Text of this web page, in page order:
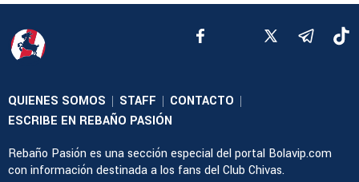
QUIENES SOMOS | STAFF | CONTACTO |
ESCRIBE EN REBAÑO PASIÓN
Rebaño Pasión es una sección especial del portal Bolavip.com
con información destinada a los fans del Club Chivas.